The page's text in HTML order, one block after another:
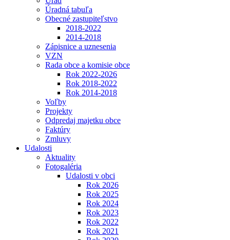
Úradná tabuľa
Obecné zastupiteľstvo
2018-2022
2014-2018
Zápisnice a uznesenia
VZN
Rada obce a komisie obce
Rok 2022-2026
Rok 2018-2022
Rok 2014-2018
Voľby
Projekty
Odpredaj majetku obce
Faktúry
Zmluvy
Udalosti
Aktuality
Fotogaléria
Udalosti v obci
Rok 2026
Rok 2025
Rok 2024
Rok 2023
Rok 2022
Rok 2021